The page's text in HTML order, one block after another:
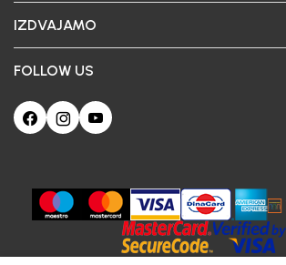
IZDVAJAMO
FOLLOW US
Ova web-stranica koristi kolačiće
Poštovani korisniče, naš sajt koristi cookies (kolačiće) u
korisničkog iskustva. Ukoliko nastavite da pregledate i